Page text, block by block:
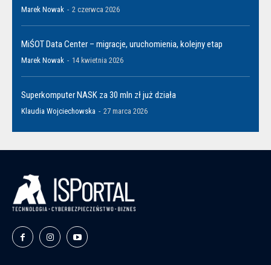
Marek Nowak - 2 czerwca 2026
MiŚOT Data Center – migracje, uruchomienia, kolejny etap
Marek Nowak - 14 kwietnia 2026
Superkomputer NASK za 30 mln zł już działa
Klaudia Wojciechowska - 27 marca 2026